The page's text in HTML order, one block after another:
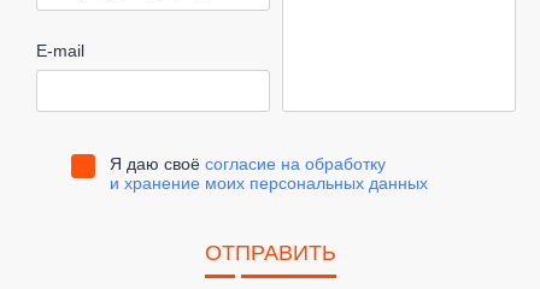
E-mail
Я даю своё согласие на обработку
и хранение моих персональных данных
ОТПРАВИТЬ